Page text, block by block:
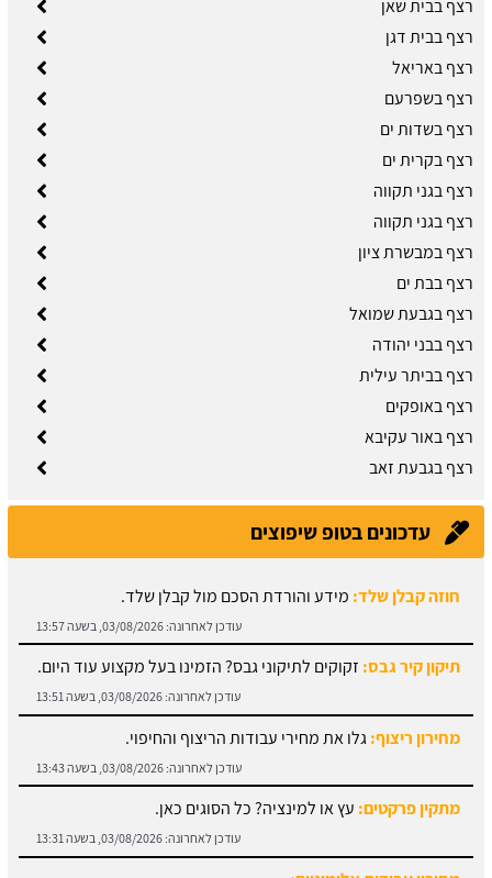
רצף בבית שאן
רצף בבית דגן
רצף באריאל
רצף בשפרעם
רצף בשדות ים
רצף בקרית ים
רצף בגני תקווה
רצף בגני תקווה
רצף במבשרת ציון
רצף בבת ים
רצף בגבעת שמואל
רצף בבני יהודה
רצף בביתר עילית
רצף באופקים
רצף באור עקיבא
רצף בגבעת זאב
עדכונים בטופ שיפוצים
חוזה קבלן שלד:מידע והורדת הסכם מול קבלן שלד.
תיקון קיר גבס: זקוקים לתיקוני גבס? הזמינו בעל מקצוע עוד היום.
עודכן לאחרונה: 03/08/2026, בשעה 13:51
מחירון ריצוף:גלו את מחירי עבודות הריצוף והחיפוי.
עודכן לאחרונה: 03/08/2026, בשעה 13:43
מתקין פרקטים:עץ או למינציה? כל הסוגים כאן.
עודכן לאחרונה: 03/08/2026, בשעה 13:31
מחירון עבודות אלומיניום:
עודכן לאחרונה: 03/08/2026, בשעה 14:01